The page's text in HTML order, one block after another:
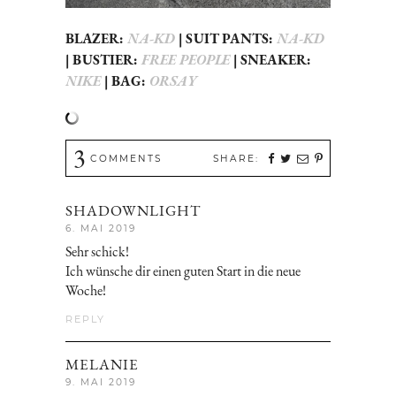
BLAZER: NA-KD | SUIT PANTS: NA-KD
| BUSTIER: FREE PEOPLE | SNEAKER:
NIKE | BAG: ORSAY
3 COMMENTS SHARE:
SHADOWNLIGHT
6. MAI 2019
Sehr schick!
Ich wünsche dir einen guten Start in die neue
Woche!
REPLY
MELANIE
9. MAI 2019